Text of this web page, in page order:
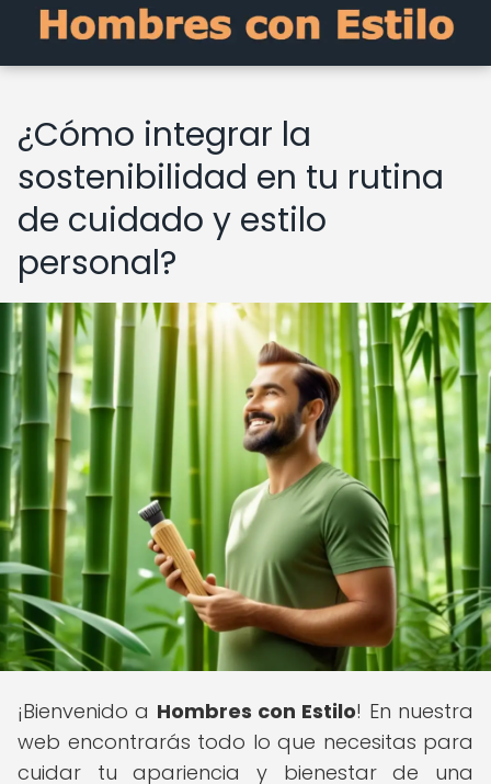
¿Cómo integrar la
sostenibilidad en tu rutina
de cuidado y estilo
personal?
¡Bienvenido a Hombres con Estilo! En nuestra
web encontrarás todo lo que necesitas para
cuidar tu apariencia y bienestar de una